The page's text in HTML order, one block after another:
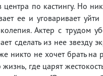
по кастингу. Но
ее и уговаривает
Актер с трудом
сделать из нее звезду
никто не хочет брать на
где царят